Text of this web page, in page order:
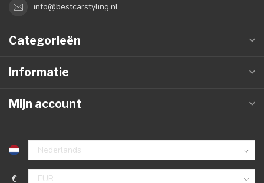
info@bestcarstyling.nl
Categorieën
Informatie
Mijn account
€